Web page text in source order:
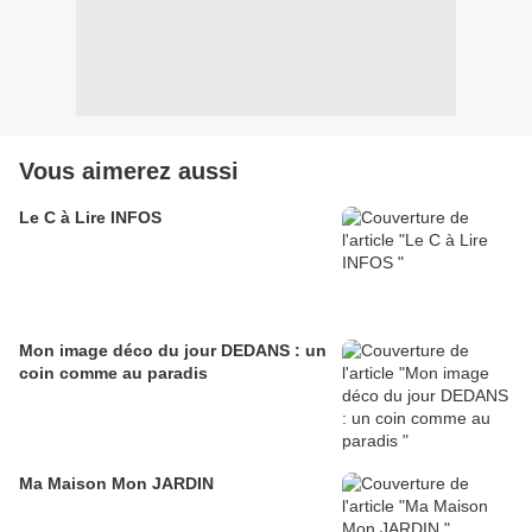
Vous aimerez aussi
Le C à Lire INFOS
Mon image déco du jour DEDANS : un
coin comme au paradis
Ma Maison Mon JARDIN